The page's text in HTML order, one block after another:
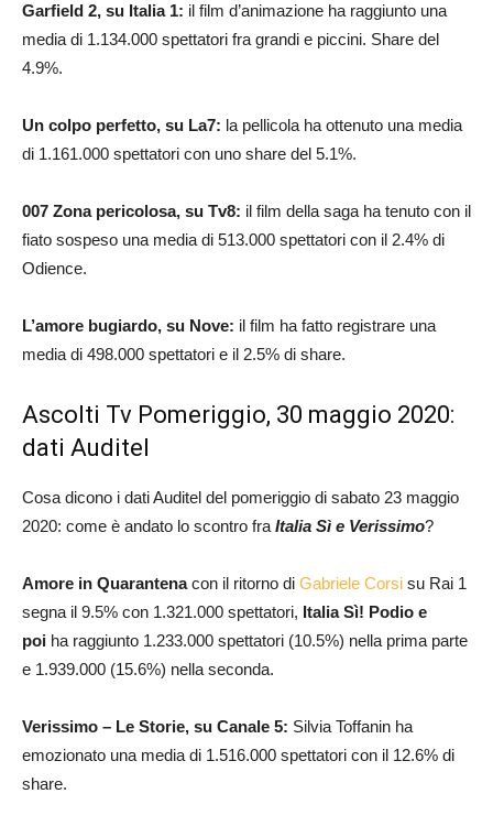
Garfield 2, su Italia 1: il film d’animazione ha raggiunto una
media di 1.134.000 spettatori fra grandi e piccini. Share del
4.9%.
Un colpo perfetto, su La7: la pellicola ha ottenuto una media
di 1.161.000 spettatori con uno share del 5.1%.
007 Zona pericolosa, su Tv8: il film della saga ha tenuto con il
fiato sospeso una media di 513.000 spettatori con il 2.4% di
Odience.
L’amore bugiardo, su Nove: il film ha fatto registrare una
media di 498.000 spettatori e il 2.5% di share.
Ascolti Tv Pomeriggio, 30 maggio 2020:
dati Auditel
Cosa dicono i dati Auditel del pomeriggio di sabato 23 maggio
2020: come è andato lo scontro fra Italia Sì e Verissimo?
Amore in Quarantenacon il ritorno di Gabriele Corsi su Rai 1
segna il 9.5% con 1.321.000 spettatori, Italia Sì! Podio e
poi ha raggiunto 1.233.000 spettatori (10.5%) nella prima parte
e 1.939.000 (15.6%) nella seconda.
Verissimo – Le Storie, su Canale 5: Silvia Toffanin ha
emozionato una media di 1.516.000 spettatori con il 12.6% di
share.